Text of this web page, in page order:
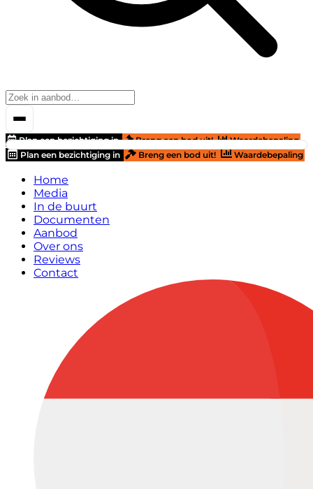
Plan een bezichtiging in Breng een bod uit!
Waardebepaling
Plan een bezichtiging in
Breng een bod uit! Waardebepaling
Home
Media
In de buurt
Documenten
Aanbod
Over ons
Reviews
Contact